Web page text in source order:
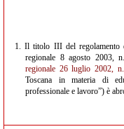
1. Il titolo III del regolamento
regionale 8 agosto 2003,
regionale 26 luglio 2002,
Toscana in materia di
professionale e lavoro”) è